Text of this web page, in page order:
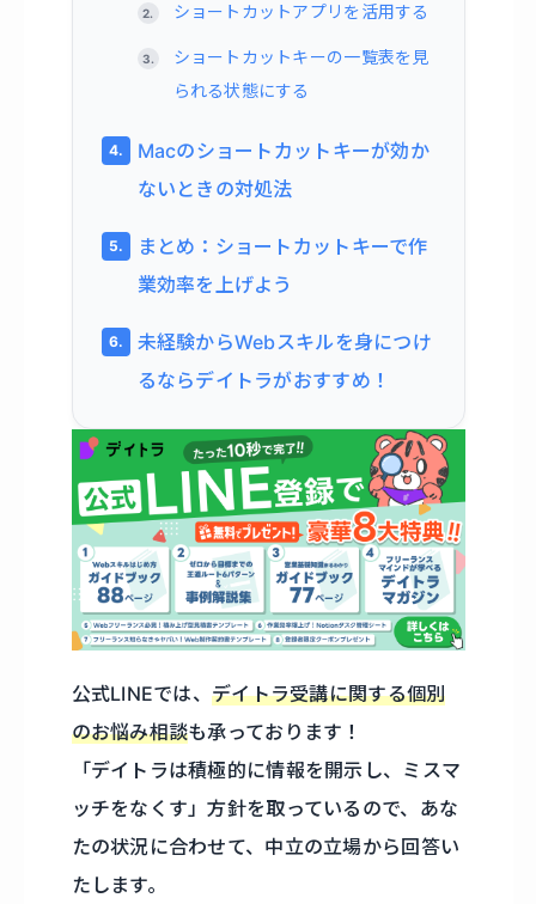
ショートカットアプリを活用する
ショートカットキーの一覧表を見
られる状態にする
Macのショートカットキーが効か
ないときの対処法
まとめ：ショートカットキーで作
業効率を上げよう
未経験からWebスキルを身につけ
るならデイトラがおすすめ！
公式LINEでは、デイトラ受講に関する個別
のお悩み相談も承っております！
「デイトラは積極的に情報を開示し、ミスマ
ッチをなくす」方針を取っているので、あな
たの状況に合わせて、中立の立場から回答い
たします。